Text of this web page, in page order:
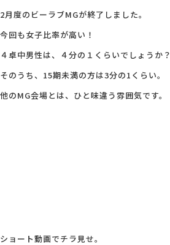
MG研修
スタッフ紹介
最新ブログ
2月度のビーラブMGが終了しました。
今回も女子比率が高い！
４卓中男性は、４分の１くらいでしょうか？
そのうち、15期未満の方は3分の1くらい。
他のMG会場とは、ひと味違う雰囲気です。
ショート動画でチラ見せ。